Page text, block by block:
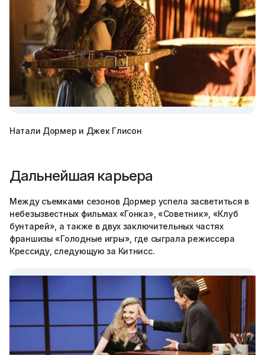
Натали Дормер и Джек Глисон
Дальнейшая карьера
Между съемками сезонов Дормер успела засветиться в
небезызвестных фильмах «Гонка», «Советник», «Клуб
бунтарей», а также в двух заключительных частях
франшизы «Голодные игры», где сыграла режиссера
Крессиду, следующую за Китнисс.